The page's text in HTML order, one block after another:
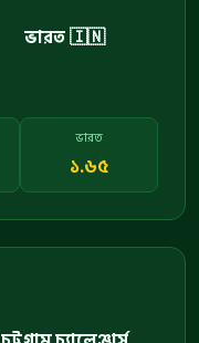
ভারত 🇮🇳
ভারত
১.৬৫